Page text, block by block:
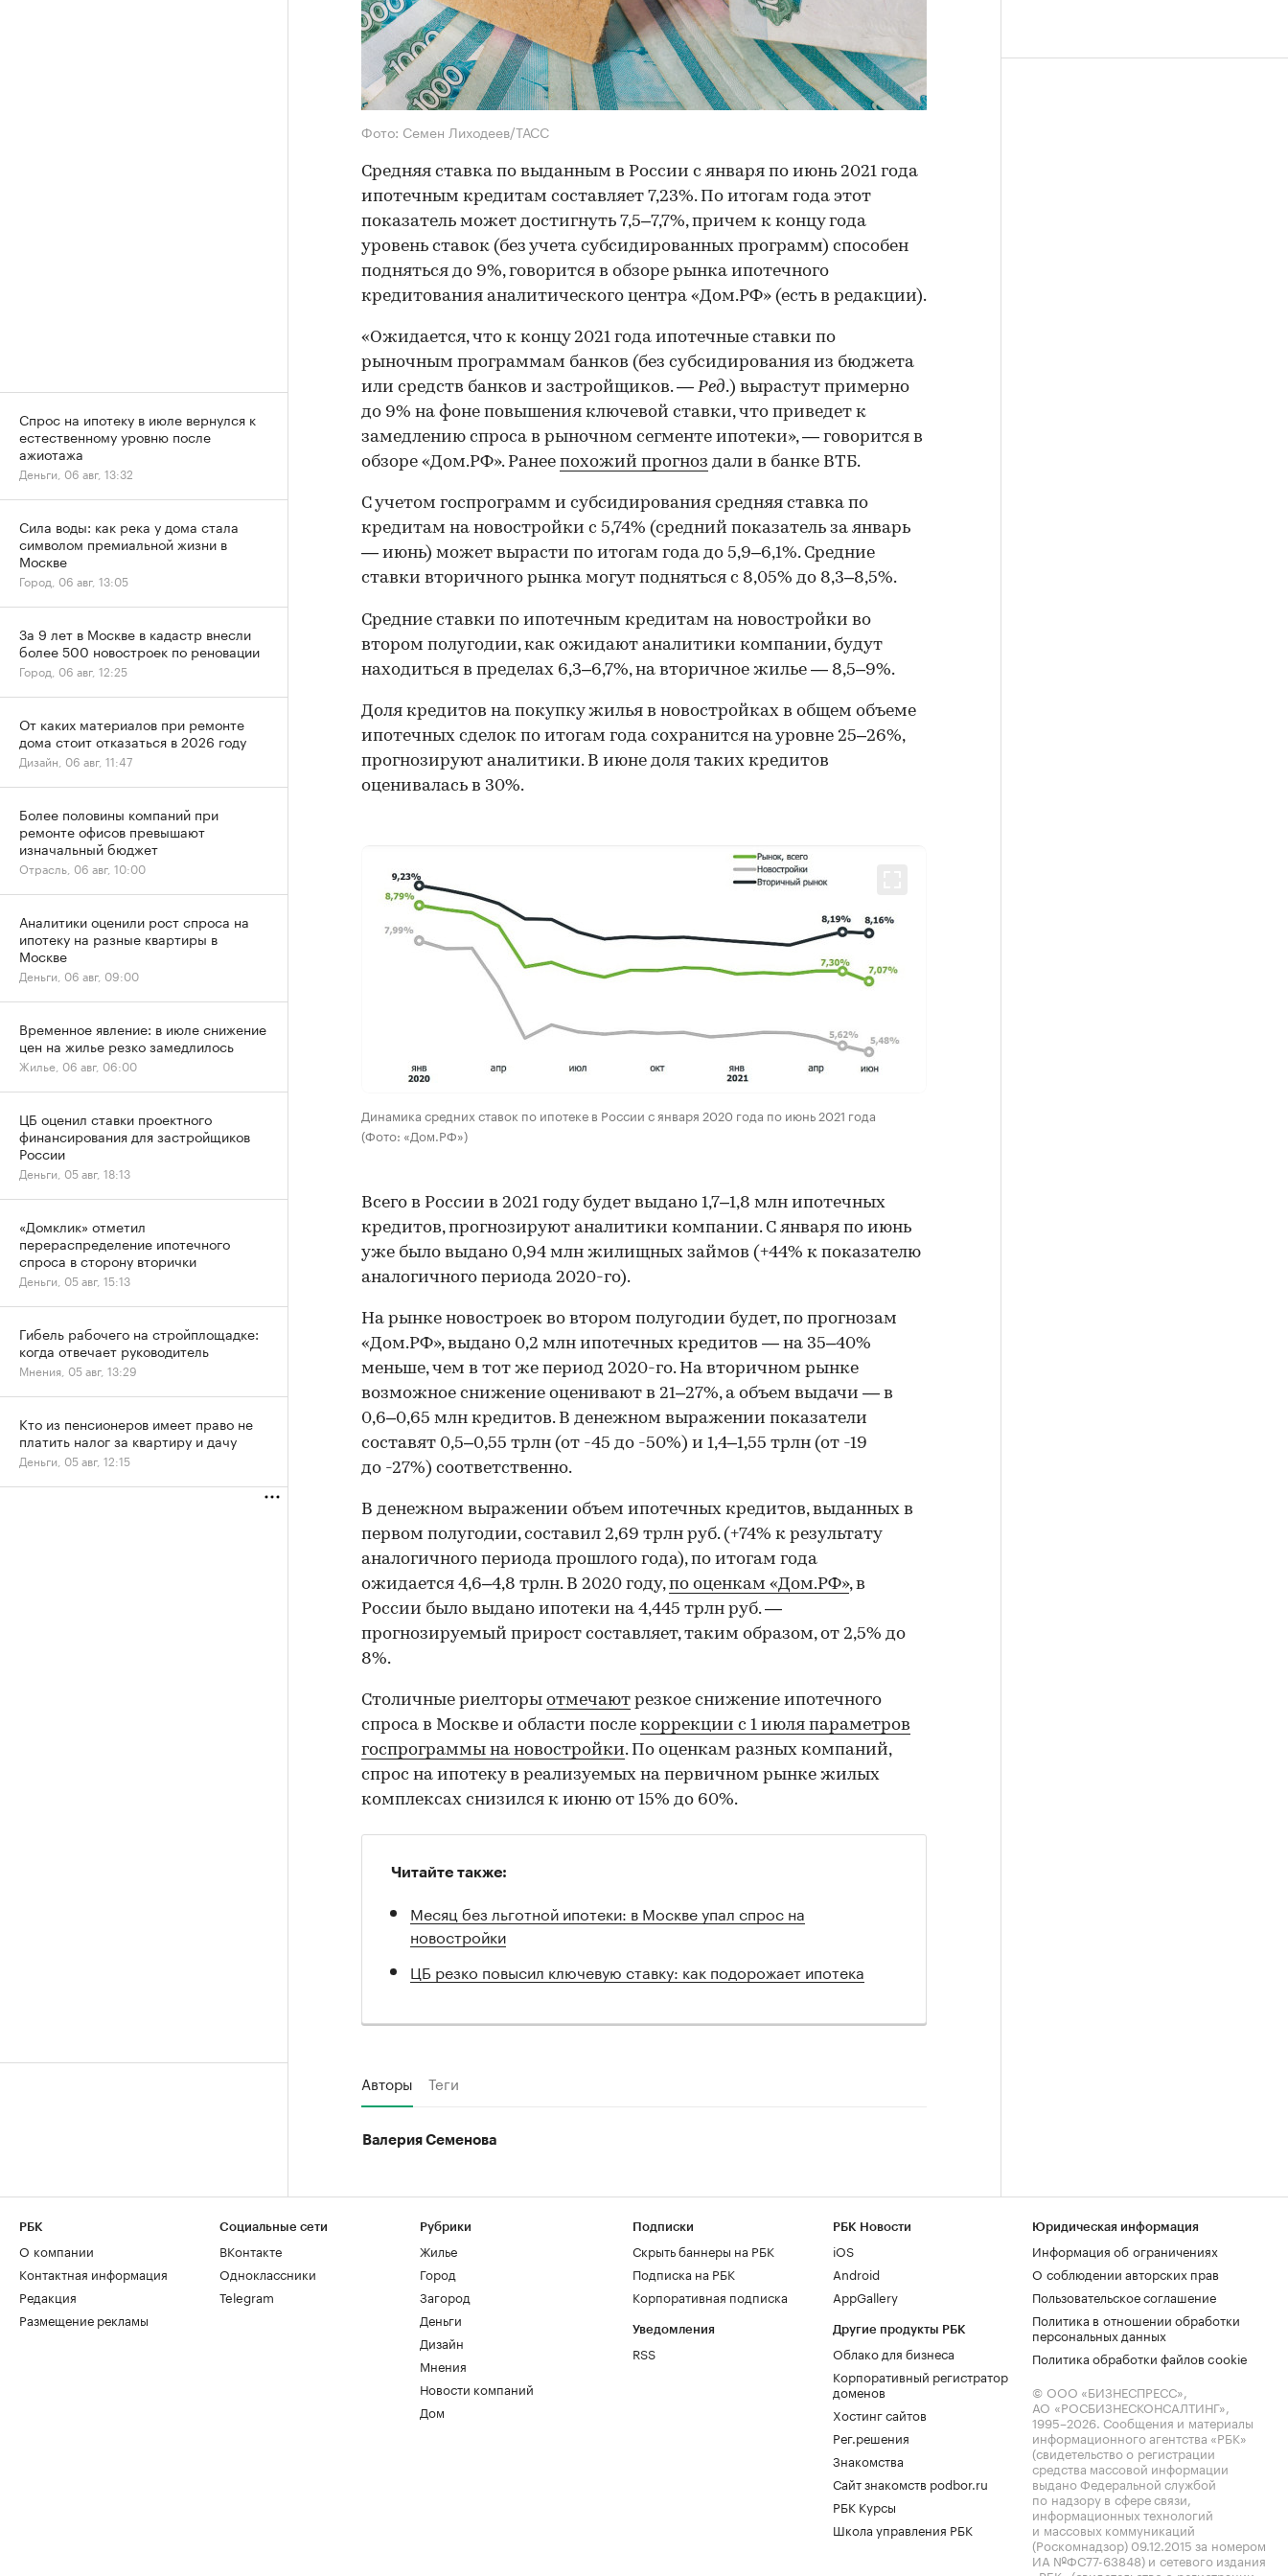
Фото: Семен Лиходеев/ТАСС
Средняя ставка по выданным в России с января по июнь 2021 года
ипотечным кредитам составляет 7,23%. По итогам года этот
показатель может достигнуть 7,5–7,7%, причем к концу года
уровень ставок (без учета субсидированных программ) способен
подняться до 9%, говорится в обзоре рынка ипотечного
кредитования аналитического центра «Дом.РФ» (есть в редакции).
«Ожидается, что к концу 2021 года ипотечные ставки по
рыночным программам банков (без субсидирования из бюджета
или средств банков и застройщиков. — Ред.) вырастут примерно
до 9% на фоне повышения ключевой ставки, что приведет к
замедлению спроса в рыночном сегменте ипотеки», — говорится в
обзоре «Дом.РФ». Ранее похожий прогноз дали в банке ВТБ.
С учетом госпрограмм и субсидирования средняя ставка по
кредитам на новостройки с 5,74% (средний показатель за январь
— июнь) может вырасти по итогам года до 5,9–6,1%. Средние
ставки вторичного рынка могут подняться с 8,05% до 8,3–8,5%.
Средние ставки по ипотечным кредитам на новостройки во
втором полугодии, как ожидают аналитики компании, будут
находиться в пределах 6,3–6,7%, на вторичное жилье — 8,5–9%.
Доля кредитов на покупку жилья в новостройках в общем объеме
ипотечных сделок по итогам года сохранится на уровне 25–26%,
прогнозируют аналитики. В июне доля таких кредитов
оценивалась в 30%.
Динамика средних ставок по ипотеке в России с января 2020 года по июнь 2021 года
(Фото: «Дом.РФ»)
Всего в России в 2021 году будет выдано 1,7–1,8 млн ипотечных
кредитов, прогнозируют аналитики компании. С января по июнь
уже было выдано 0,94 млн жилищных займов (+44% к показателю
аналогичного периода 2020-го).
На рынке новостроек во втором полугодии будет, по прогнозам
«Дом.РФ», выдано 0,2 млн ипотечных кредитов — на 35–40%
меньше, чем в тот же период 2020-го. На вторичном рынке
возможное снижение оценивают в 21–27%, а объем выдачи — в
0,6–0,65 млн кредитов. В денежном выражении показатели
составят 0,5–0,55 трлн (от -45 до -50%) и 1,4–1,55 трлн (от -19
до -27%) соответственно.
В денежном выражении объем ипотечных кредитов, выданных в
первом полугодии, составил 2,69 трлн руб. (+74% к результату
аналогичного периода прошлого года), по итогам года
ожидается 4,6–4,8 трлн. В 2020 году,по оценкам «Дом.РФ», в
России было выдано ипотеки на 4,445 трлн руб. —
прогнозируемый прирост составляет, таким образом, от 2,5% до
8%.
Столичные риелторы отмечают резкое снижение ипотечного
спроса в Москве и области после коррекции с 1 июля параметров
госпрограммы на новостройки. По оценкам разных компаний,
спрос на ипотеку в реализуемых на первичном рынке жилых
комплексах снизился к июню от 15% до 60%.
Читайте также:
Месяц без льготной ипотеки: в Москве упал спрос на
новостройки
ЦБ резко повысил ключевую ставку: как подорожает ипотека
Авторы Теги
Валерия Семенова
Спрос на ипотеку в июле вернулся к
естественному уровню после
ажиотажа
Деньги, 06 авг, 13:32
Сила воды: как река у дома стала
символом премиальной жизни в
Москве
Город, 06 авг, 13:05
За 9 лет в Москве в кадастр внесли
более 500 новостроек по реновации
Город, 06 авг, 12:25
От каких материалов при ремонте
дома стоит отказаться в 2026 году
Дизайн, 06 авг, 11:47
Более половины компаний при
ремонте офисов превышают
изначальный бюджет
Отрасль, 06 авг, 10:00
Аналитики оценили рост спроса на
ипотеку на разные квартиры в
Москве
Деньги, 06 авг, 09:00
Временное явление: в июле снижение
цен на жилье резко замедлилось
Жилье, 06 авг, 06:00
ЦБ оценил ставки проектного
финансирования для застройщиков
России
Деньги, 05 авг, 18:13
«Домклик» отметил
перераспределение ипотечного
спроса в сторону вторички
Деньги, 05 авг, 15:13
Гибель рабочего на стройплощадке:
когда отвечает руководитель
Мнения, 05 авг, 13:29
Кто из пенсионеров имеет право не
платить налог за квартиру и дачу
Деньги, 05 авг, 12:15
РБК
О компании
Контактная информация
Редакция
Размещение рекламы
Социальные сети
ВКонтакте
Одноклассники
Telegram
Рубрики
Жилье
Город
Загород
Деньги
Дизайн
Мнения
Новости компаний
Дом
Подписки
Скрыть баннеры на РБК
Подписка на РБК
Корпоративная подписка
Уведомления
RSS
РБК Новости
iOS
Android
AppGallery
Другие продукты РБК
Облако для бизнеса
Корпоративный регистратор
доменов
Хостинг сайтов
Рег.решения
Знакомства
Сайт знакомств podbor.ru
РБК Курсы
Школа управления РБК
Юридическая информация
Информация об ограничениях
О соблюдении авторских прав
Пользовательское соглашение
Политика в отношении обработки
персональных данных
Политика обработки файлов cookie
© ООО «БИЗНЕСПРЕСС»,
АО «РОСБИЗНЕСКОНСАЛТИНГ»,
1995–2026. Сообщения и материалы
информационного агентства «РБК»
(свидетельство о регистрации
средства массовой информации
выдано Федеральной службой
по надзору в сфере связи,
информационных технологий
и массовых коммуникаций
(Роскомнадзор) 09.12.2015 за номером
ИА №ФС77-63848) и сетевого издания